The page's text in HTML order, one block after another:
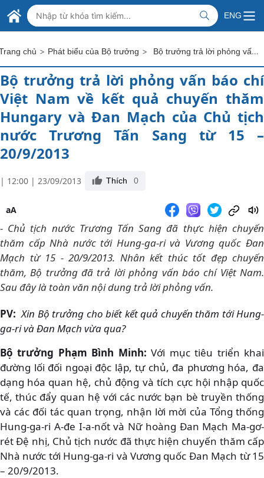
Skip to Main Content
BỘ NGOẠI GIAO VIỆT NAM
MINISTRY OF FOREIGN AFFAIRS
ENG
chủ > Phát biểu của Bộ trưởng > Bộ trưởng trả lời phỏng vấn báo chí Việt Nam về kết quả chuyến thăm Hungary và Đan Mạch của Chủ tịch nước Trương Tấn Sang từ 15 – 20/9/2013
Bộ trưởng trả lời phỏng vấn báo chí
Việt Nam về kết quả chuyến thăm
Hungary và Đan Mạch của Chủ tịch
nước Trương Tấn Sang từ 15 –
20/9/2013
| 12:00 | 23/09/2013 Thích 0
aA
- Chủ tịch nước Trương Tấn Sang đã thực hiện chuyến
thăm cấp Nhà nước tới Hung-ga-ri và Vương quốc Đan
Mạch từ 15 - 20/9/2013. Nhân kết thúc tốt đẹp chuyến
thăm, Bộ trưởng đã trả lời phỏng vấn báo chí Việt Nam.
Sau đây là toàn văn nội dung trả lời phỏng vấn.
PV: Xin Bộ trưởng cho biết kết quả chuyến thăm tới Hung-
ga-ri và Đan Mạch vừa qua?
Bộ trưởng Phạm Bình Minh:Với mục tiêu triển khai
đường lối đối ngoại độc lập, tự chủ, đa phương hóa, đa
dạng hóa quan hệ, chủ động và tích cực hội nhập quốc
tế, thúc đẩy quan hệ với các nước bạn bè truyền thống
và các đối tác quan trọng, nhận lời mời của Tổng thống
Hung-ga-ri A-đe I-a-nốt và Nữ hoàng Đan Mạch Ma-gơ-
rét Đệ nhị, Chủ tịch nước đã thực hiện chuyến thăm cấp
Nhà nước tới Hung-ga-ri và Vương quốc Đan Mạch từ 15
– 20/9/2013.